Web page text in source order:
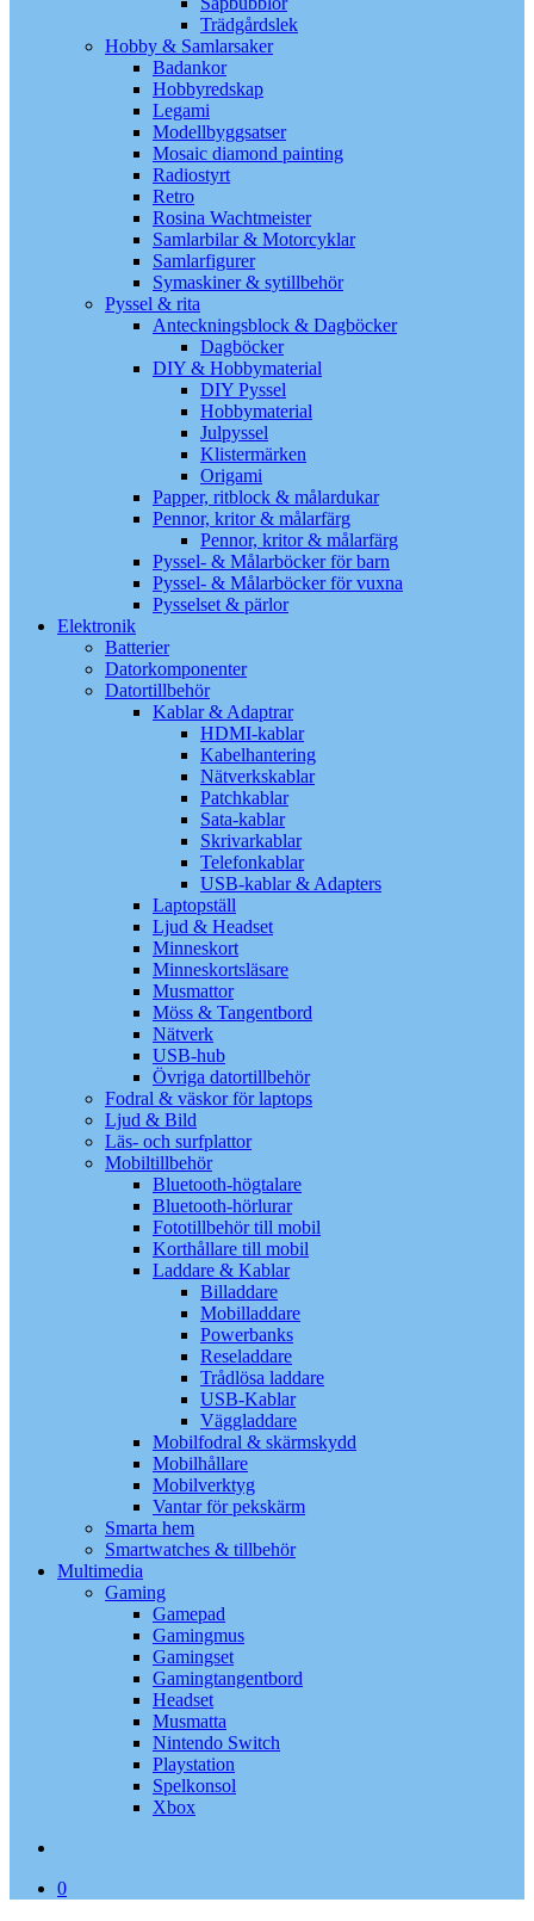
Trädgårdslek
Hobby & Samlarsaker
Badankor
Hobbyredskap
Legami
Modellbyggsatser
Mosaic diamond painting
Radiostyrt
Retro
Rosina Wachtmeister
Samlarbilar & Motorcyklar
Samlarfigurer
Symaskiner & sytillbehör
Pyssel & rita
Anteckningsblock & Dagböcker
Dagböcker
DIY & Hobbymaterial
DIY Pyssel
Hobbymaterial
Julpyssel
Klistermärken
Origami
Papper, ritblock & målardukar
Pennor, kritor & målarfärg
Pennor, kritor & målarfärg
Pyssel- & Målarböcker för barn
Pyssel- & Målarböcker för vuxna
Pysselset & pärlor
Elektronik
Batterier
Datorkomponenter
Datortillbehör
Kablar & Adaptrar
HDMI-kablar
Kabelhantering
Nätverkskablar
Patchkablar
Sata-kablar
Skrivarkablar
Telefonkablar
USB-kablar & Adapters
Laptopställ
Ljud & Headset
Minneskort
Minneskortsläsare
Musmattor
Möss & Tangentbord
Nätverk
USB-hub
Övriga datortillbehör
Fodral & väskor för laptops
Ljud & Bild
Läs- och surfplattor
Mobiltillbehör
Bluetooth-högtalare
Bluetooth-hörlurar
Fototillbehör till mobil
Korthållare till mobil
Laddare & Kablar
Billaddare
Mobilladdare
Powerbanks
Reseladdare
Trådlösa laddare
USB-Kablar
Väggladdare
Mobilfodral & skärmskydd
Mobilhållare
Mobilverktyg
Vantar för pekskärm
Smarta hem
Smartwatches & tillbehör
Multimedia
Gaming
Gamepad
Gamingmus
Gamingset
Gamingtangentbord
Headset
Musmatta
Nintendo Switch
Playstation
Spelkonsol
Xbox
0